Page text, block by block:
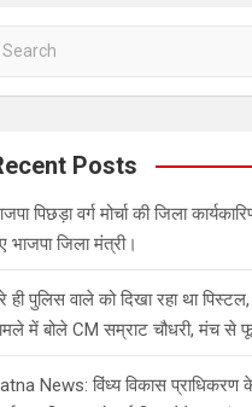
Posts
पिछड़ा वर्ग मोर्चा की जिला
भाजपा जिला मंत्री।
ही पुलिस वाले को दिखा रहा था पिस्टल,
में बोले CM सम्राट चौधरी, मंच से
News: विंध्य विकास प्राधिकरण